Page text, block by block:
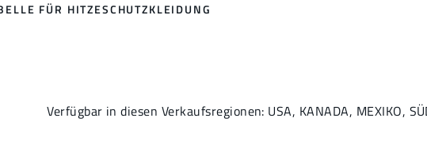
FÜR HITZESCHUTZKLEIDUNG
Verfügbar in diesen Verkaufsregionen: USA, KANADA, MEXIKO,